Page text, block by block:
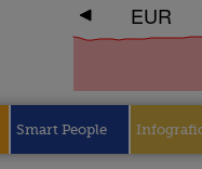
EUR
Smart People